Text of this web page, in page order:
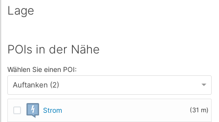
Lage
POIs in der Nähe
Wählen Sie einen POI:
Auftanken (2)
Strom (31 m)